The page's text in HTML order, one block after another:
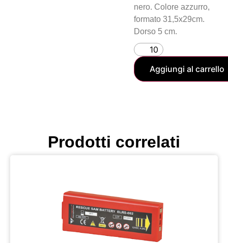
nero. Colore azzurro,
formato 31,5x29cm.
Dorso 5 cm.
Aggiungi al carrello
Prodotti correlati